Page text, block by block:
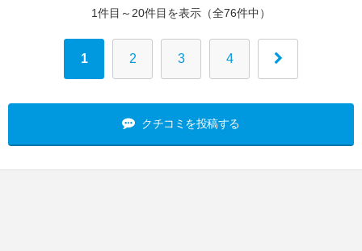
1件目～20件目を表示（全76件中）
1 2 3 4
クチコミを投稿する